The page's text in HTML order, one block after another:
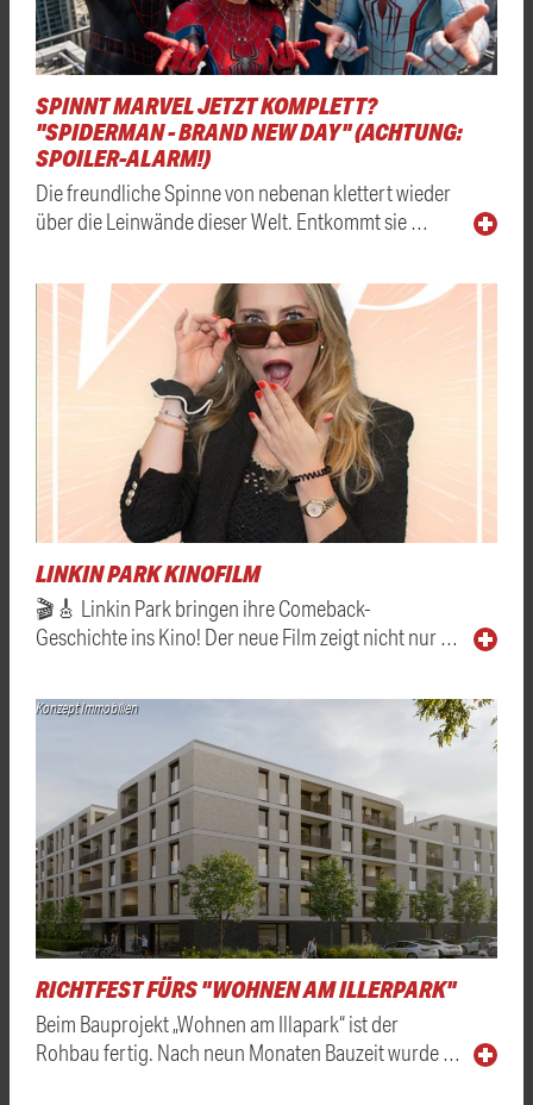
SPINNT MARVEL JETZT KOMPLETT?
"SPIDERMAN - BRAND NEW DAY" (ACHTUNG:
SPOILER-ALARM!)
Die freundliche Spinne von nebenan klettert wieder
über die Leinwände dieser Welt. Entkommt sie …
LINKIN PARK KINOFILM
🎬🎸 Linkin Park bringen ihre Comeback-
Geschichte ins Kino! Der neue Film zeigt nicht nur …
Konzept Immobilien
RICHTFEST FÜRS "WOHNEN AM ILLERPARK"
Beim Bauprojekt „Wohnen am Illapark“ ist der
Rohbau fertig. Nach neun Monaten Bauzeit wurde …